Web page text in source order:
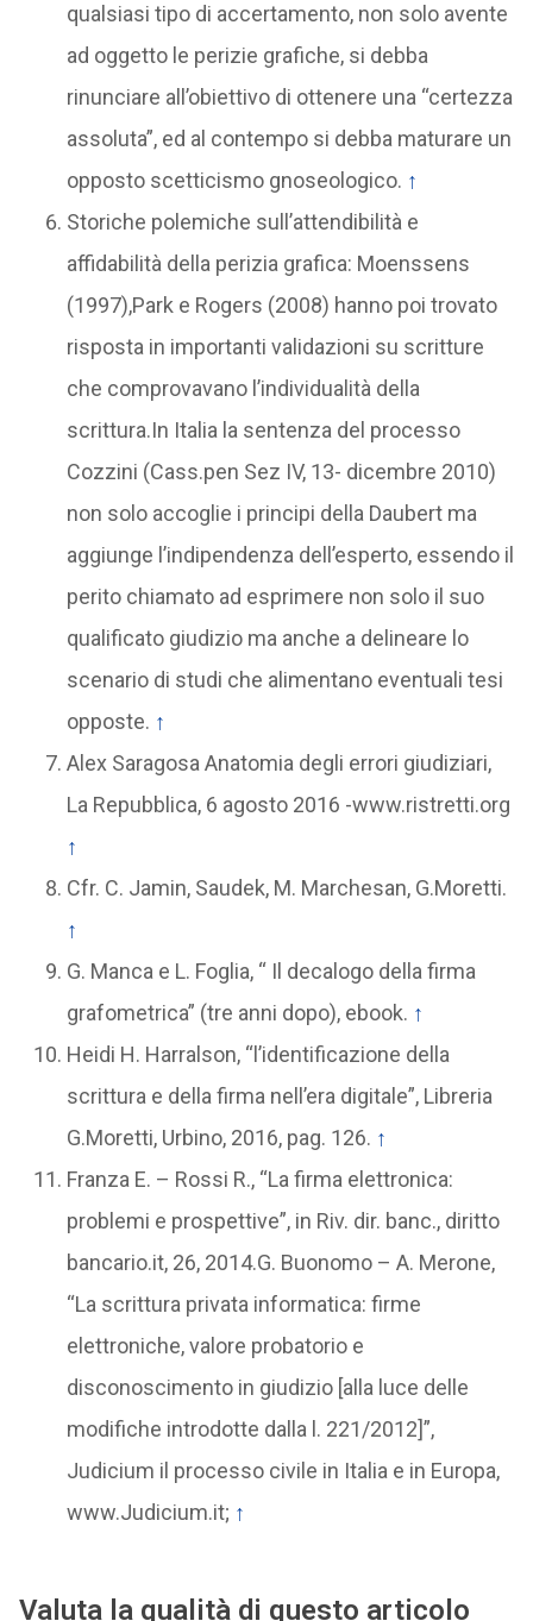
qualsiasi tipo di accertamento, non solo avente
ad oggetto le perizie grafiche, si debba
rinunciare all’obiettivo di ottenere una “certezza
assoluta”, ed al contempo si debba maturare un
opposto scetticismo gnoseologico. ↑
Storiche polemiche sull’attendibilità e
affidabilità della perizia grafica: Moenssens
(1997),Park e Rogers (2008) hanno poi trovato
risposta in importanti validazioni su scritture
che comprovavano l’individualità della
scrittura.In Italia la sentenza del processo
Cozzini (Cass.pen Sez IV, 13- dicembre 2010)
non solo accoglie i principi della Daubert ma
aggiunge l’indipendenza dell’esperto, essendo il
perito chiamato ad esprimere non solo il suo
qualificato giudizio ma anche a delineare lo
scenario di studi che alimentano eventuali tesi
opposte. ↑
Alex Saragosa Anatomia degli errori giudiziari,
La Repubblica, 6 agosto 2016 -www.ristretti.org
↑
Cfr. C. Jamin, Saudek, M. Marchesan, G.Moretti.
↑
G. Manca e L. Foglia, “ Il decalogo della firma
grafometrica” (tre anni dopo), ebook. ↑
Heidi H. Harralson, “l’identificazione della
scrittura e della firma nell’era digitale”, Libreria
G.Moretti, Urbino, 2016, pag. 126. ↑
Franza E. – Rossi R., “La firma elettronica:
problemi e prospettive”, in Riv. dir. banc., diritto
bancario.it, 26, 2014.G. Buonomo – A. Merone,
“La scrittura privata informatica: firme
elettroniche, valore probatorio e
disconoscimento in giudizio [alla luce delle
modifiche introdotte dalla l. 221/2012]”,
Judicium il processo civile in Italia e in Europa,
www.Judicium.it; ↑
Valuta la qualità di questo articolo